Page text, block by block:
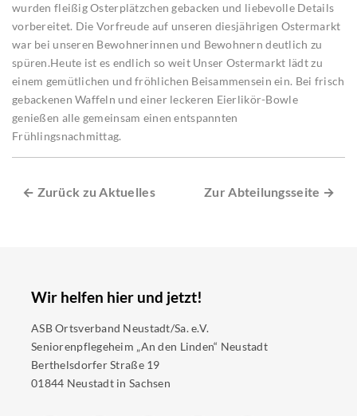
wurden fleißig Osterplätzchen gebacken und liebevolle Details
vorbereitet. Die Vorfreude auf unseren diesjährigen Ostermarkt
war bei unseren Bewohnerinnen und Bewohnern deutlich zu
spüren.Heute ist es endlich so weit Unser Ostermarkt lädt zu
einem gemütlichen und fröhlichen Beisammensein ein. Bei frisch
gebackenen Waffeln und einer leckeren Eierlikör-Bowle
genießen alle gemeinsam einen entspannten
Frühlingsnachmittag.
← Zurück zu Aktuelles Zur Abteilungsseite →
Wir helfen hier und jetzt!
ASB Ortsverband Neustadt/Sa. e.V.
Seniorenpflegeheim „An den Linden“ Neustadt
Berthelsdorfer Straße 19
01844 Neustadt in Sachsen